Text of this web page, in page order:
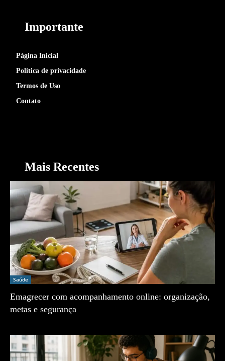
Importante
Página Inicial
Política de privacidade
Termos de Uso
Contato
Mais Recentes
Saúde
Emagrecer com acompanhamento online: organização,
metas e segurança